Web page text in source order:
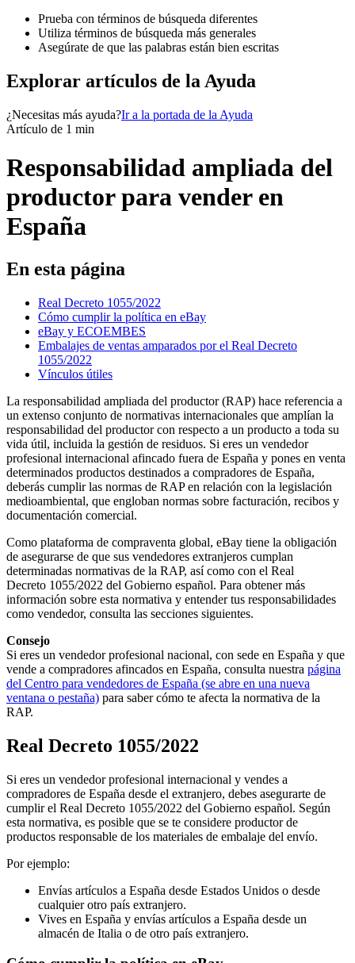
Prueba con términos de búsqueda diferentes
Utiliza términos de búsqueda más generales
Asegúrate de que las palabras están bien escritas
Explorar artículos de la Ayuda
¿Necesitas más ayuda?Ir a la portada de la Ayuda
Artículo de 1 min
Responsabilidad ampliada del
productor para vender en
España
En esta página
Real Decreto 1055/2022
Cómo cumplir la política en eBay
eBay y ECOEMBES
Embalajes de ventas amparados por el Real Decreto
1055/2022
Vínculos útiles
La responsabilidad ampliada del productor (RAP) hace referencia a
un extenso conjunto de normativas internacionales que amplían la
responsabilidad del productor con respecto a un producto a toda su
vida útil, incluida la gestión de residuos. Si eres un vendedor
profesional internacional afincado fuera de España y pones en venta
determinados productos destinados a compradores de España,
deberás cumplir las normas de RAP en relación con la legislación
medioambiental, que engloban normas sobre facturación, recibos y
documentación comercial.
Como plataforma de compraventa global, eBay tiene la obligación
de asegurarse de que sus vendedores extranjeros cumplan
determinadas normativas de la RAP, así como con el Real
Decreto 1055/2022 del Gobierno español. Para obtener más
información sobre esta normativa y entender tus responsabilidades
como vendedor, consulta las secciones siguientes.
Consejo
Si eres un vendedor profesional nacional, con sede en España y que
vende a compradores afincados en España, consulta nuestra página
del Centro para vendedores de España (se abre en una nueva
ventana o pestaña) para saber cómo te afecta la normativa de la
RAP.
Real Decreto 1055/2022
Si eres un vendedor profesional internacional y vendes a
compradores de España desde el extranjero, debes asegurarte de
cumplir el Real Decreto 1055/2022 del Gobierno español. Según
esta normativa, es posible que se te considere productor de
productos responsable de los materiales de embalaje del envío.
Por ejemplo:
Envías artículos a España desde Estados Unidos o desde
cualquier otro país extranjero.
Vives en España y envías artículos a España desde un
almacén de Italia o de otro país extranjero.